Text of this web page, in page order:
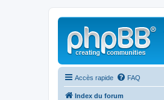
Accès rapide FAQ
Index du forum